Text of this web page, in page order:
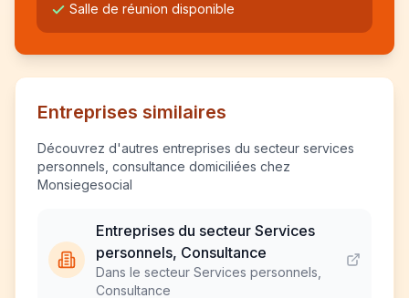
Salle de réunion disponible
Entreprises similaires
Découvrez d'autres entreprises du secteur services
personnels, consultance domiciliées chez
Monsiegesocial
Entreprises du secteur Services
personnels, Consultance
Dans le secteur Services personnels,
Consultance